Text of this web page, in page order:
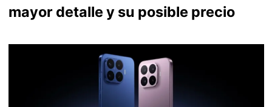
mayor detalle y su posible precio